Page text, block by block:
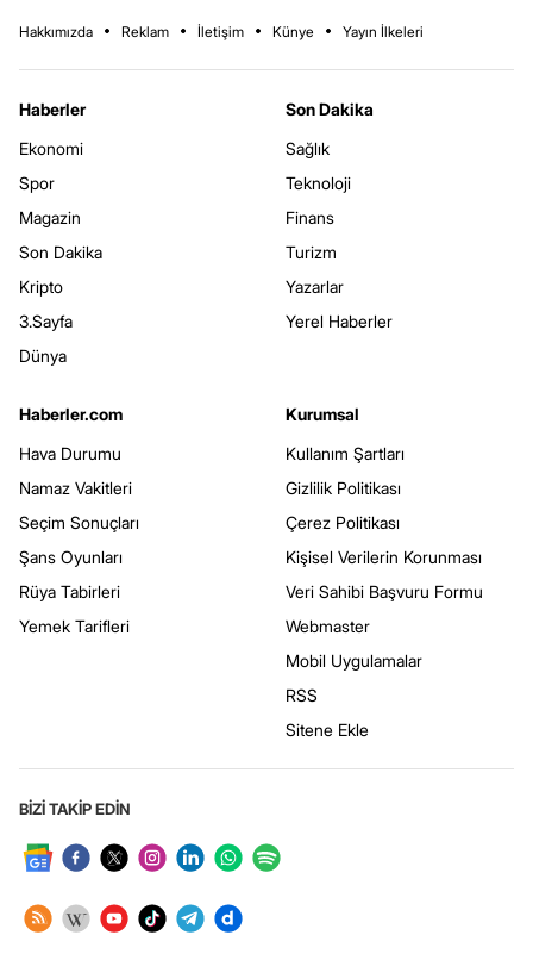
Hakkımızda Reklam İletişim Künye Yayın İlkeleri
Haberler
Ekonomi
Spor
Magazin
Son Dakika
Kripto
3.Sayfa
Dünya
Son Dakika
Sağlık
Teknoloji
Finans
Turizm
Yazarlar
Yerel Haberler
Haberler.com
Hava Durumu
Namaz Vakitleri
Seçim Sonuçları
Şans Oyunları
Rüya Tabirleri
Yemek Tarifleri
Kurumsal
Kullanım Şartları
Gizlilik Politikası
Çerez Politikası
Kişisel Verilerin Korunması
Veri Sahibi Başvuru Formu
Webmaster
Mobil Uygulamalar
RSS
Sitene Ekle
BİZİ TAKİP EDİN